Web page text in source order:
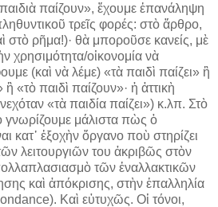
παίζουν», ἔχουμε ἐπανάληψη
τρεῖς φορές: στὸ ἄρθρο,
στὸ ρῆμα!)· θὰ μποροῦσε κανείς, μὲ
χρησιμότητα/οἰκονομία νὰ
(καὶ νὰ λέμε) «τὰ παιδὶ παίζει» ἢ
ἢ «τὸ παιδὶ παίζουν»· ἡ ἀττικὴ
«τὰ παιδία παίζει») κ.λπ. Στὸ
γνωρίζουμε μάλιστα πὼς ὁ
κατ᾿ ἐξοχὴν ὄργανο ποὺ στηρίζει
λειτουργιῶν του ἀκριβῶς στὸν
τῶν ἐναλλακτικῶν
καὶ ἀπόκρισης, στὴν ἐπαλληλία
Καὶ εὐτυχῶς. Οἱ τόνοι,